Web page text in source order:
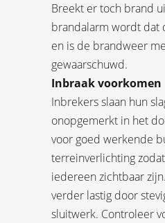
Breekt er toch brand
brandalarm wordt dat
en is de brandweer
gewaarschuwd.
Inbraak voorkomen
Inbrekers slaan hun
onopgemerkt in het
voor goed werkende
terreinverlichting
iedereen zichtbaar
verder lastig door
sluitwerk. Controleer